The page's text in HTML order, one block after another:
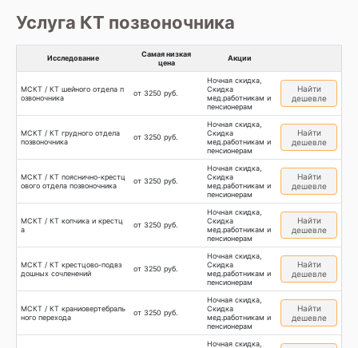
Услуга КТ позвоночника
Исследование
Самая низкая
цена
Акции
МСКТ / КТ шейного отдела п
озвоночника
от 3250 руб.
Ночная скидка,
Скидка
мед.работникам и
пенсионерам
Найти
дешевле
МСКТ / КТ грудного отдела
позвоночника
от 3250 руб.
Ночная скидка,
Скидка
мед.работникам и
пенсионерам
Найти
дешевле
МСКТ / КТ пояснично-крестц
ового отдела позвоночника
от 3250 руб.
Ночная скидка,
Скидка
мед.работникам и
пенсионерам
Найти
дешевле
МСКТ / КТ копчика и крестц
а
от 3250 руб.
Ночная скидка,
Скидка
мед.работникам и
пенсионерам
Найти
дешевле
МСКТ / КТ крестцово-подвз
дошных сочленений
от 3250 руб.
Ночная скидка,
Скидка
мед.работникам и
пенсионерам
Найти
дешевле
МСКТ / КТ краниовертебраль
ного перехода
от 3250 руб.
Ночная скидка,
Скидка
мед.работникам и
пенсионерам
Найти
дешевле
Ночная скидка,